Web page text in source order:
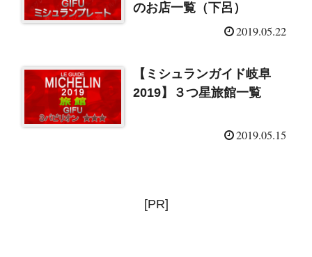
のお店一覧（下呂）
2019.05.22
【ミシュランガイド岐阜
2019】３つ星旅館一覧
2019.05.15
[PR]